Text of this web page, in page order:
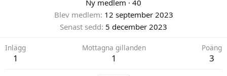
Ny medlem · 40
Blev medlem 12 september 2023
Senast sedd 5 december 2023
Inlägg
1
Mottagna gillanden
1
Poäng
3